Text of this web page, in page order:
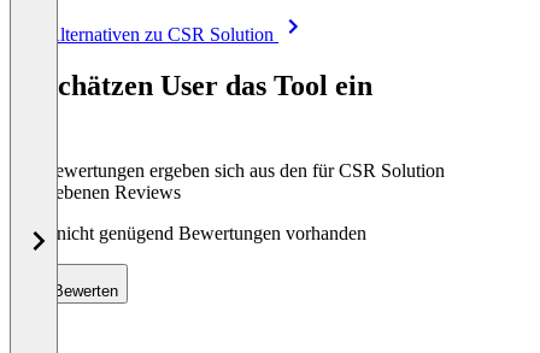
Alle Alternativen zu CSR Solution
So schätzen User das Tool ein
Die Bewertungen ergeben sich aus den für CSR Solution
abgegebenen Reviews
Noch nicht genügend Bewertungen vorhanden
Bewerten